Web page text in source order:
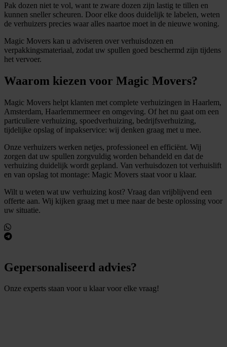
Pak dozen niet te vol, want te zware dozen zijn lastig te tillen en
kunnen sneller scheuren. Door elke doos duidelijk te labelen, weten
de verhuizers precies waar alles naartoe moet in de nieuwe woning.
Magic Movers kan u adviseren over verhuisdozen en
verpakkingsmateriaal, zodat uw spullen goed beschermd zijn tijdens
het vervoer.
Waarom kiezen voor Magic Movers?
Magic Movers helpt klanten met complete verhuizingen in Haarlem,
Amsterdam, Haarlemmermeer en omgeving. Of het nu gaat om een
particuliere verhuizing, spoedverhuizing, bedrijfsverhuizing,
tijdelijke opslag of inpakservice: wij denken graag met u mee.
Onze verhuizers werken netjes, professioneel en efficiënt. Wij
zorgen dat uw spullen zorgvuldig worden behandeld en dat de
verhuizing duidelijk wordt gepland. Van verhuisdozen tot verhuislift
en van opslag tot montage: Magic Movers staat voor u klaar.
Wilt u weten wat uw verhuizing kost? Vraag dan vrijblijvend een
offerte aan. Wij kijken graag met u mee naar de beste oplossing voor
uw situatie.
Gepersonaliseerd advies?
Onze experts staan voor u klaar voor elke vraag!